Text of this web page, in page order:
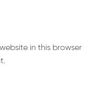
in this browser